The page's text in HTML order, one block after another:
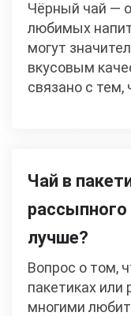
Чёрный чай —
любимых
могут
вкусовым
связано с
Чай в
рассыпного
лучше?
Вопрос о том,
пакетиках
многими